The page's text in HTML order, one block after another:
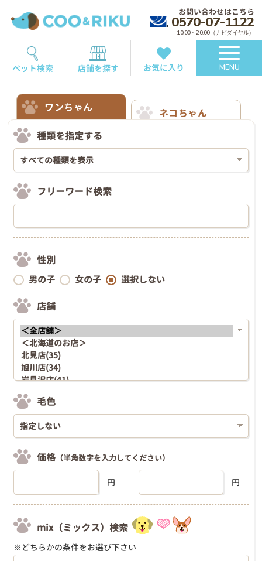
お問い合わせはこちら
0570-07-1122
10:00～20:00（ナビダイヤル）
ペット検索 店舗を探す お気に入り MENU
ワンちゃん
ネコちゃん
種類を指定する
フリーワード検索
性別
男の子 女の子 選択しない
店舗
毛色
価格 （半角数字を入力してください）
円 円
mix（ミックス）検索
※どちらかの条件をお選び下さい